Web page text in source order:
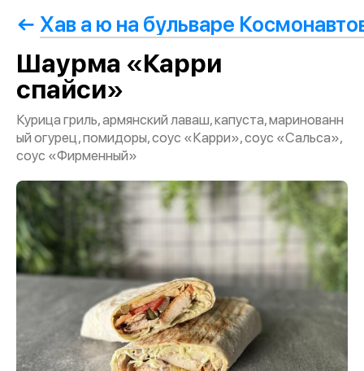
Хав а ю на бульваре
Шаурма «Карри
спайси»
Курица гриль, армянский лаваш, капуста, маринованн
ый огурец, помидоры, соус «Карри», соус «Сальса»,
соус «Фирменный»